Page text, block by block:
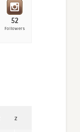
52
Followers
Z